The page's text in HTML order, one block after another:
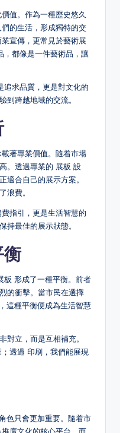
值。作為一種歷史悠久
的生活，形成獨特的交
宣傳，更常見於藝術展
，都像是一件藝術品，讓
追求品質，更是對文化的
到跨越地域的交流。
著專業價值。隨着市場
。透過專業的 展板 設
適合自己的展示方案。
浪費。
指引，更是生活智慧的
持最佳的展示狀態。
衡
板 形成了一種平衡。前者
的衝擊。當市民在選擇
這種平衡便成為生活智慧
對立，而是互相補充。
透過 印刷，我們能展現
色只會更加重要。隨着市